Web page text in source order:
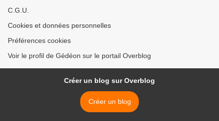
C.G.U.
Cookies et données personnelles
Préférences cookies
Voir le profil de Gédéon sur le portail Overblog
Créer un blog sur Overblog
Créer un blog